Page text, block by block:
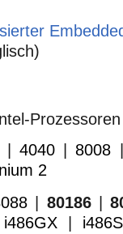
|4040 | 8008
2
80186|
i486GX